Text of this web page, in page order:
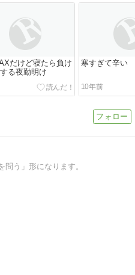
だけど寝たら負け
る夜勤明け
寒すぎて辛い
10年前
問う」形になります。